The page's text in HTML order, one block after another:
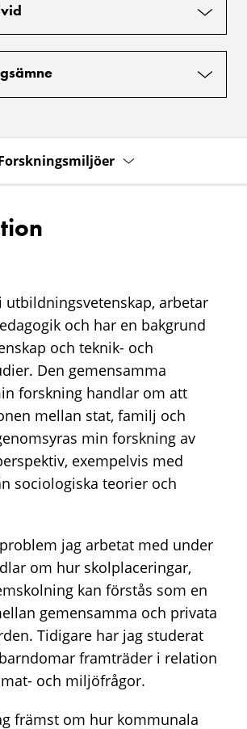
utbildningsvetenskap, arbetar
och har en bakgrund
och teknik- och
Den gemensamma
forskning handlar om att
mellan stat, familj och
min forskning av
exempelvis med
sociologiska teorier och
jag arbetat med under
om hur skolplaceringar,
kan förstås som en
gemensamma och privata
Tidigare har jag studerat
framträder i relation
och miljöfrågor.
främst om hur kommunala